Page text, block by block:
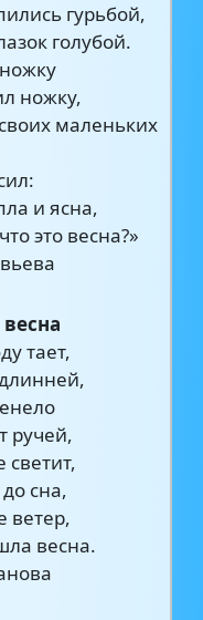
гурьбой,
голубой.
ножку,
маленьких
и ясна,
это весна?»
тает,
ручей,
светит,
сна,
ветер,
весна.